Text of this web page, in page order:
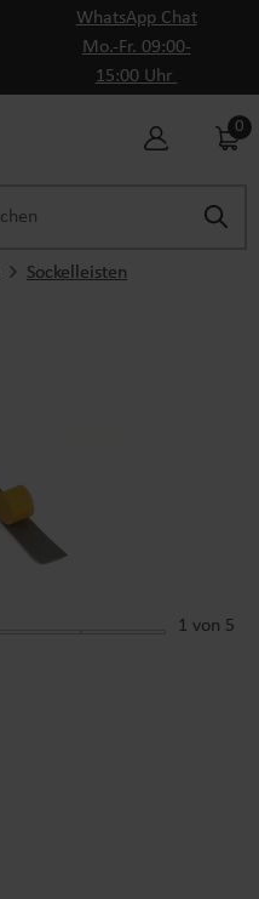
WhatsApp Chat
Mo.-Fr. 09:00-
15:00 Uhr
0
Sockelleisten
1 von 5